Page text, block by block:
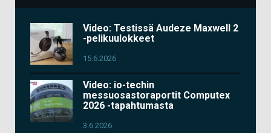
Video: Testissä Audeze Maxwell 2
-pelikuulokkeet
15.6.2026
Video: io-techin
messuosastoraportit Computex
2026 -tapahtumasta
3.6.2026